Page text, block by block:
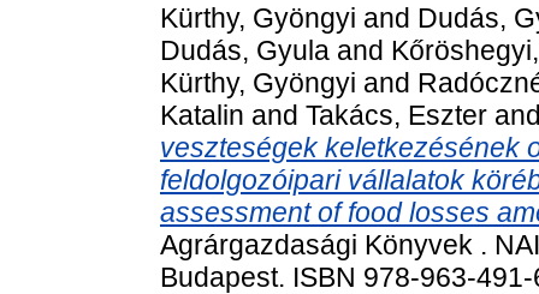
Kürthy, Gyöngyi and Dudás,
Dudás, Gyula and
Kürthy, Gyöngyi and
Katalin and Takács, Eszter
veszteségek keletkezésének
feldolgozóipari vállalatok
assessment of food losses
Agrárgazdasági Könyvek .
Budapest. ISBN 978-963-